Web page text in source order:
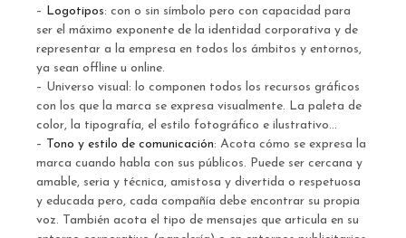
– Logotipos: con o sin símbolo pero con capacidad para
ser el máximo exponente de la identidad corporativa y de
representar a la empresa en todos los ámbitos y entornos,
ya sean offline u online.
– Universo visual: lo componen todos los recursos gráficos
con los que la marca se expresa visualmente. La paleta de
color, la tipografía, el estilo fotográfico e ilustrativo…
–
Tono y estilo de comunicación: Acota cómo se expresa la
marca cuando habla con sus públicos. Puede ser cercana y
amable, seria y técnica, amistosa y divertida o respetuosa
y educada pero, cada compañía debe encontrar su propia
voz. También acota el tipo de mensajes que articula en su